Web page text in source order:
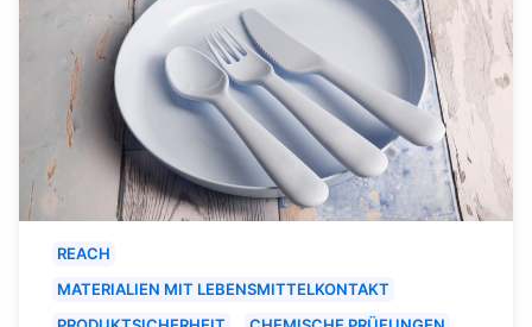
REACH
MATERIALIEN MIT LEBENSMITTELKONTAKT